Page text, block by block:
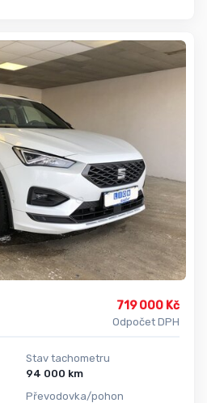
719 000 Kč
Odpočet DPH
Stav tachometru
94 000 km
Převodovka/pohon